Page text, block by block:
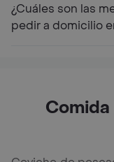
¿Cuáles son las
pedir a domicilio
Comida